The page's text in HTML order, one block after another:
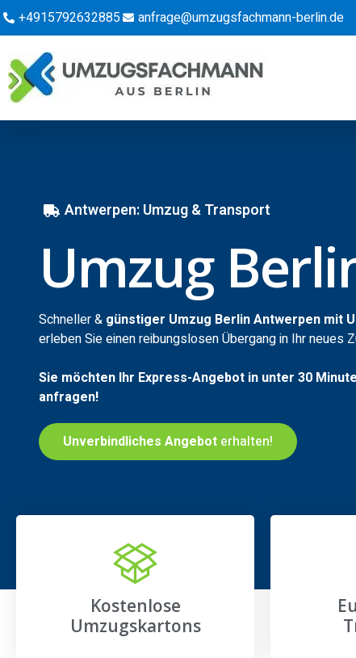
+4915792632885 anfrage@umzugsfachmann-berlin.de
Antwerpen: Umzug & Transport
Umzug
Schneller & günstiger Umzug Berlin Antwerpen mit
erleben Sie einen reibungslosen Übergang in Ihr neues
Sie möchten Ihr Express-Angebot in unter 30
anfragen!
Unverbindliches Angebot erhalten!
Kostenlose
Umzugskartons